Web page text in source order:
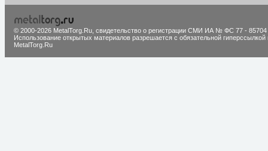
© 2000-2026 MetalTorg.Ru, cвидетельство о регистрации СМИ ИА № ФС 77 - 85704
Использование открытых материалов разрешается с обязательной гиперссылкой
MetalTorg.Ru